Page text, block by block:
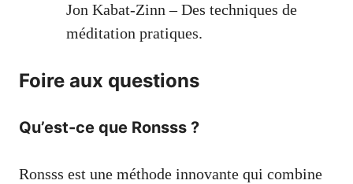
Jon Kabat-Zinn – Des techniques de
méditation pratiques.
Foire aux questions
Qu’est-ce que Ronsss ?
Ronsss est une méthode innovante qui combine